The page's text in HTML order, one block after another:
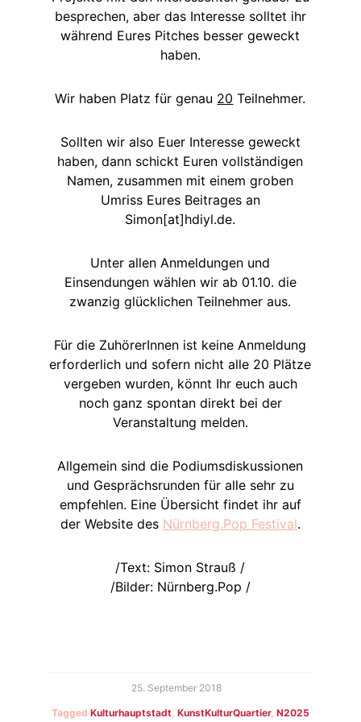
besprechen, aber das Interesse solltet ihr
während Eures Pitches besser geweckt
haben.
Wir haben Platz für genau 20 Teilnehmer.
Sollten wir also Euer Interesse geweckt
haben, dann schickt Euren vollständigen
Namen, zusammen mit einem groben
Umriss Eures Beitrages an
Simon[at]hdiyl.de.
Unter allen Anmeldungen und
Einsendungen wählen wir ab 01.10. die
zwanzig glücklichen Teilnehmer aus.
Für die ZuhörerInnen ist keine Anmeldung
erforderlich und sofern nicht alle 20 Plätze
vergeben wurden, könnt Ihr euch auch
noch ganz spontan direkt bei der
Veranstaltung melden.
Allgemein sind die Podiumsdiskussionen
und Gesprächsrunden für alle sehr zu
empfehlen. Eine Übersicht findet ihr auf
der Website des Nürnberg.Pop Festival.
/Text: Simon Strauß /
/Bilder: Nürnberg.Pop /
25. September 2018
Tagged Kulturhauptstadt, KunstKulturQuartier, N2025